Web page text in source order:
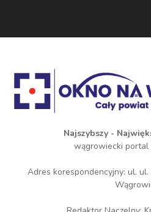
Najszybszy -
wągrowiecki portal
Adres korespondencyjny: ul.